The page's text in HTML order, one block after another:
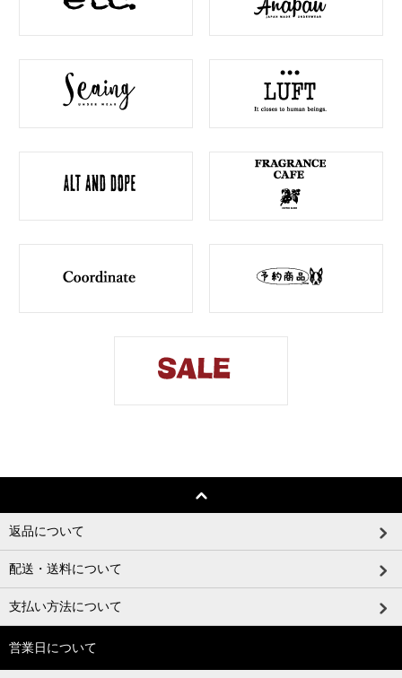
返品について
配送・送料について
支払い方法について
営業日について